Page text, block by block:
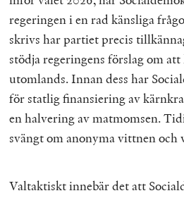
regeringen i en rad känsliga
skrivs har partiet precis
stödja regeringens förslag om
utomlands. Innan dess har
för statlig finansiering av
en halvering av matmomsen.
svängt om anonyma vittnen och
Valtaktiskt innebär det att